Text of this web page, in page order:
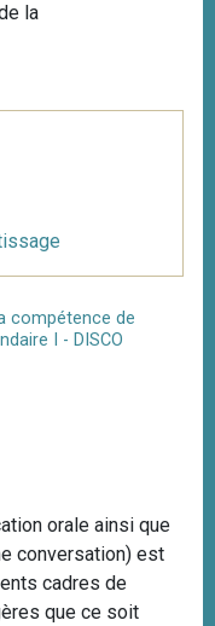
la
compétence de
I - DISCO
orale ainsi que
conversation) est
cadres de
que ce soit